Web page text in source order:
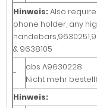
Hinweis:Also
phone holder, any
& 9638105
-
obs A9630228
Nicht mehr
Hinweis: